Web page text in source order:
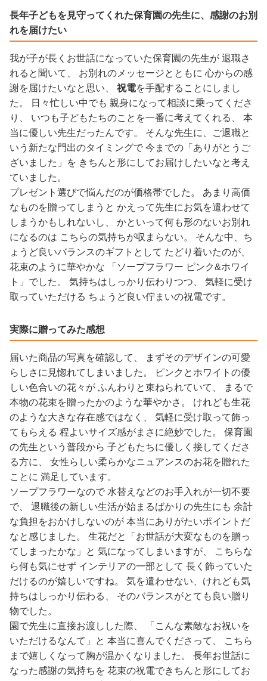
長年子どもを見守ってくれた保育園の先生に、感謝のお別
れを届けたい
我が子が長くお世話になっていた保育園の先生が 退職さ
れると聞いて、 お別れのメッセージとともに 心からの感
謝を届けたいなと思い、 祝電を手配することにしまし
た。 日々忙しい中でも 親身になって相談に乗ってくださ
り、 いつも子どもたちのことを一番に考えてくれる、 本
当に優しい先生だったんです。 そんな先生に、ご退職と
いう新たな門出のタイミングで 今までの「ありがとうご
ざいました」を きちんと形にしてお届けしたいなと考え
ていました。
プレゼント選びで悩んだのが価格帯でした。 あまり高価
なものを贈ってしまうと かえって先生にお気を遣わせて
しまうかもしれないし、 かといって何も形のないお別れ
になるのは こちらの気持ちが収まらない。 そんな中、ち
ょうど良いバランスのギフトとして たどり着いたのが、
花束のように華やかな 「ソープフラワー ピンク&ホワイ
ト」でした。 気持ちはしっかり伝わりつつ、 気軽に受け
取っていただける ちょうど良い佇まいの祝電です。
実際に贈ってみた感想
届いた商品の写真を確認して、 まずそのデザインの可愛
らしさに見惚れてしまいました。 ピンクとホワイトの優
しい色合いの花々が ふんわりと束ねられていて、 まるで
本物の花束を贈ったかのような華やかさ。 けれども生花
のような大きな存在感ではなく、 気軽に受け取って飾っ
てもらえる 程よいサイズ感がまさに絶妙でした。 保育園
の先生という普段から 子どもたちに優しく接してくださ
る方に、 女性らしい柔らかなニュアンスのお花を贈れた
ことに 満足しています。
ソープフラワーなので 水替えなどのお手入れが一切不要
で、 退職後の新しい生活が始まるばかりの先生にも 余計
な負担をおかけしないのが 本当にありがたいポイントだ
なと感じました。 生花だと「お世話が大変なものを贈っ
てしまったかな」と 気になってしまいますが、 こちらな
ら何も気にせず インテリアの一部として 長く飾っていた
だけるのが嬉しいですね。 気を遣わせない、けれども気
持ちはしっかり伝わる、 そのバランスがとても良い贈り
物でした。
園で先生に直接お渡しした際、 「こんな素敵なお祝いを
いただけるなんて」と 本当に喜んでくださって、 こちら
まで嬉しくなって胸が温かくなりました。 長年お世話に
なった感謝の気持ちを 花束の祝電できちんと形にしてお